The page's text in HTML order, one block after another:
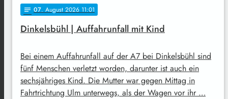
notes 07. August 2026 11:01
Dinkelsbühl | Auffahrunfall mit Kind
Bei einem Auffahrunfall auf der A7 bei Dinkelsbühl sind
fünf Menschen verletzt worden, darunter ist auch ein
sechsjähriges Kind. Die Mutter war gegen Mittag in
Fahrtrichtung Ulm unterwegs, als der Wagen vor ihr …